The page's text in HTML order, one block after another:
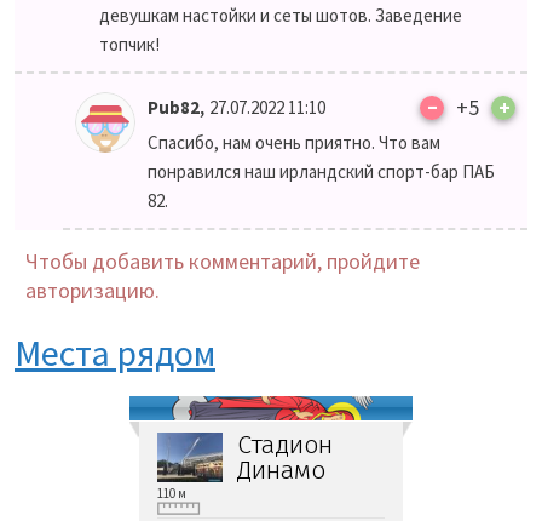
девушкам настойки и сеты шотов. Заведение
топчик!
Pub82, 27.07.2022 11:10 – +5 +
Спасибо, нам очень приятно. Что вам
понравился наш ирландский спорт-бар ПАБ
82.
Чтобы добавить комментарий, пройдите
авторизацию.
Места рядом
Стадион
Динамо
110 м